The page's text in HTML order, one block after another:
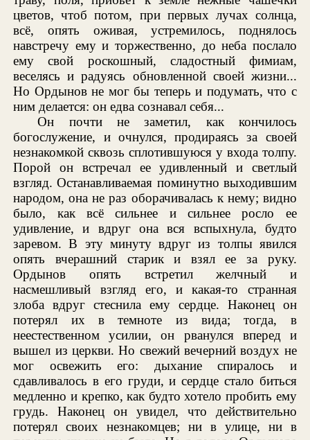
цветов, чтоб потом, при первых лучах солнца,
всё, опять оживая, устремилось, поднялось
навстречу ему и торжественно, до неба послало
ему свой роскошный, сладостный фимиам,
веселясь и радуясь обновленной своей жизни...
Но Ордынов не мог бы теперь и подумать, что с
ним делается: он едва сознавал себя...
Он почти не заметил, как кончилось
богослужение, и очнулся, продираясь за своей
незнакомкой сквозь сплотившуюся у входа толпу.
Порой он встречал ее удивленный и светлый
взгляд. Останавливаемая поминутно выходившим
народом, она не раз оборачивалась к нему; видно
было, как всё сильнее и сильнее росло ее
удивление, и вдруг она вся вспыхнула, будто
заревом. В эту минуту вдруг из толпы явился
опять вчерашний старик и взял ее за руку.
Ордынов опять встретил желчный и
насмешливый взгляд его, и какая-то странная
злоба вдруг стеснила ему сердце. Наконец он
потерял их в темноте из вида; тогда, в
неестественном усилии, он рванулся вперед и
вышел из церкви. Но свежий вечерний воздух не
мог освежить его: дыхание спиралось и
сдавливалось в его груди, и сердце стало биться
медленно и крепко, как будто хотело пробить ему
грудь. Наконец он увидел, что действительно
потерял своих незнакомцев; ни в улице, ни в